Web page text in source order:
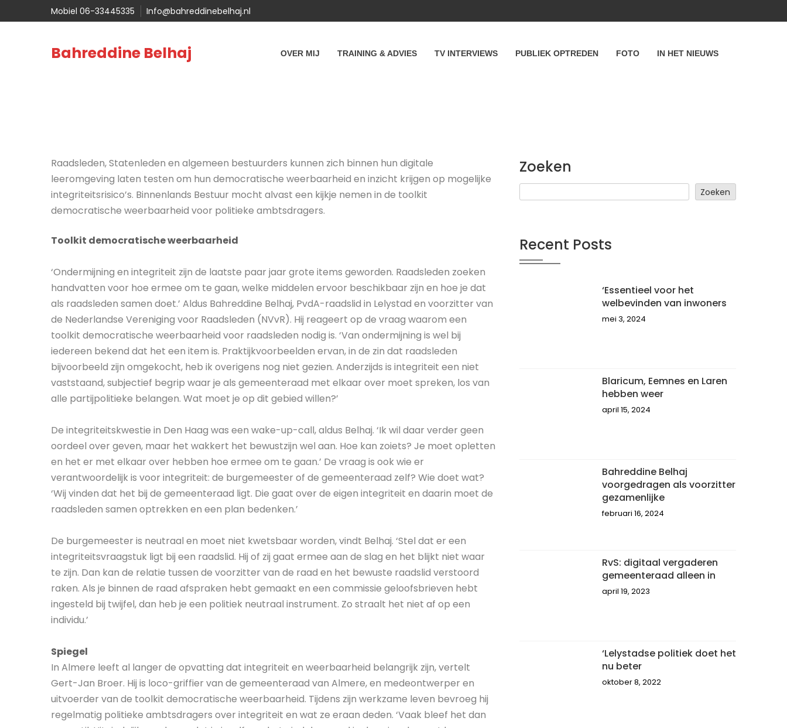
Mobiel 06-33445335 Info@bahreddinebelhaj.nl
Bahreddine Belhaj OVER MIJ TRAINING & ADVIES TV INTERVIEWS PUBLIEK OPTREDEN FOTO IN HET NIEUWS
Raadsleden, Statenleden en algemeen bestuurders kunnen zich binnen hun digitale
leeromgeving laten testen om hun democratische weerbaarheid en inzicht krijgen op mogelijke
integriteitsrisico’s. Binnenlands Bestuur mocht alvast een kijkje nemen in de toolkit
democratische weerbaarheid voor politieke ambtsdragers.
Toolkit democratische weerbaarheid
‘Ondermijning en integriteit zijn de laatste paar jaar grote items geworden. Raadsleden zoeken
handvatten voor hoe ermee om te gaan, welke middelen ervoor beschikbaar zijn en hoe je dat
als raadsleden samen doet.’ Aldus Bahreddine Belhaj, PvdA-raadslid in Lelystad en voorzitter van
de Nederlandse Vereniging voor Raadsleden (NVvR). Hij reageert op de vraag waarom een
toolkit democratische weerbaarheid voor raadsleden nodig is. ‘Van ondermijning is wel bij
iedereen bekend dat het een item is. Praktijkvoorbeelden ervan, in de zin dat raadsleden
bijvoorbeeld zijn omgekocht, heb ik overigens nog niet gezien. Anderzijds is integriteit een niet
vaststaand, subjectief begrip waar je als gemeenteraad met elkaar over moet spreken, los van
alle partijpolitieke belangen. Wat moet je op dit gebied willen?’
De integriteitskwestie in Den Haag was een wake-up-call, aldus Belhaj. ‘Ik wil daar verder geen
oordeel over geven, maar het wakkert het bewustzijn wel aan. Hoe kan zoiets? Je moet opletten
en het er met elkaar over hebben hoe ermee om te gaan.’ De vraag is ook wie er
verantwoordelijk is voor integriteit: de burgemeester of de gemeenteraad zelf? Wie doet wat?
‘Wij vinden dat het bij de gemeenteraad ligt. Die gaat over de eigen integriteit en daarin moet de
raadsleden samen optrekken en een plan bedenken.’
De burgemeester is neutraal en moet niet kwetsbaar worden, vindt Belhaj. ‘Stel dat er een
integriteitsvraagstuk ligt bij een raadslid. Hij of zij gaat ermee aan de slag en het blijkt niet waar
te zijn. Dan kan de relatie tussen de voorzitter van de raad en het bewuste raadslid verstoord
raken. Als je binnen de raad afspraken hebt gemaakt en een commissie geloofsbrieven hebt
ingesteld bij twijfel, dan heb je een politiek neutraal instrument. Zo straalt het niet af op een
individu.’
Spiegel
In Almere leeft al langer de opvatting dat integriteit en weerbaarheid belangrijk zijn, vertelt
Gert-Jan Broer. Hij is loco-griffier van de gemeenteraad van Almere, en medeontwerper en
uitvoerder van de toolkit democratische weerbaarheid. Tijdens zijn werkzame leven bevroeg hij
regelmatig politieke ambtsdragers over integriteit en wat ze eraan deden. ‘Vaak bleef het dan
Zoeken
Zoeken
Recent Posts
‘Essentieel voor het
welbevinden van inwoners
mei 3, 2024
Blaricum, Eemnes en Laren
hebben weer
april 15, 2024
Bahreddine Belhaj
voorgedragen als voorzitter
gezamenlijke
februari 16, 2024
RvS: digitaal vergaderen
gemeenteraad alleen in
april 19, 2023
‘Lelystadse politiek doet het
nu beter
oktober 8, 2022